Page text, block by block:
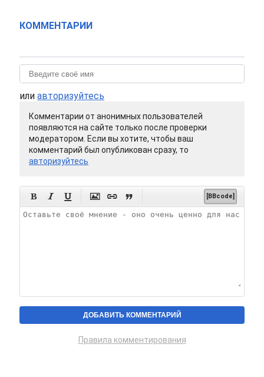
КОММЕНТАРИИ
или авторизуйтесь
Комментарии от анонимных пользователей
появляются на сайте только после проверки
модератором. Если вы хотите, чтобы ваш
комментарий был опубликован сразу, то
авторизуйтесь
      [BBcode]
Правила комментирования